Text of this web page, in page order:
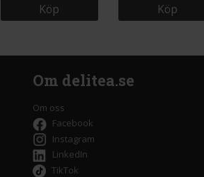
Köp Köp
Om delitea.se
Om oss
Facebook
Instagram
LinkedIn
TikTok